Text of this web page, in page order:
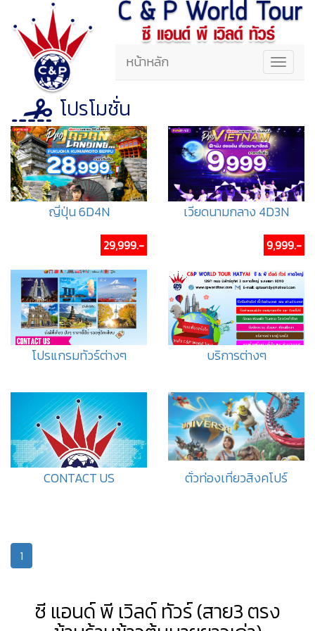
Toggle
หน้าหลัก
โปรโมชั่น
ญี่ปุ่น 6D4N
29,999.-
เวียดนามกลาง 4D3N
9,999.-
โปรแกรมทัวร์ต่างๆ บริการต่างๆ
CONTACT US ตั๋วท่องเที่ยวสิงคโปร์
1
ซี แอนด์ พี เวิลด์ ทัวร์ (สาย3 ตรง